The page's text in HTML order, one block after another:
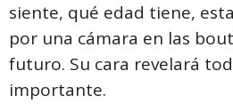
siente, qué edad tiene,
por una cámara en las
futuro. Su cara revelará
importante.